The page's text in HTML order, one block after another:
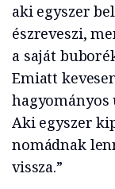
aki egyszer
észreveszi,
a saját
Emiatt
Aki egyszer
nomádnak
vissza.”